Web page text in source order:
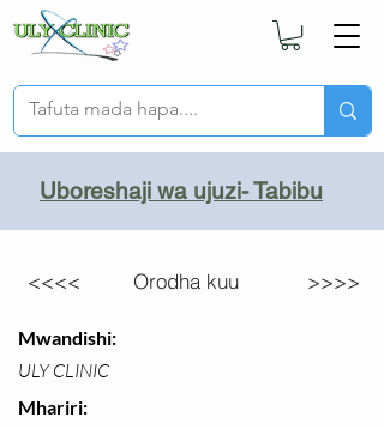
Uboreshaji wa ujuzi- Tabibu
<<<< Orodha kuu >>>>
Mwandishi:
ULY CLINIC
Mhariri: